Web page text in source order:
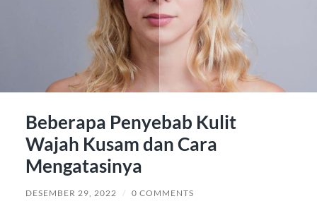
Beberapa Penyebab Kulit
Wajah Kusam dan Cara
Mengatasinya
DESEMBER 29, 2022 / 0 COMMENTS